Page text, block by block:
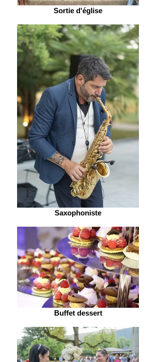
Sortie d'église
Saxophoniste
Buffet dessert